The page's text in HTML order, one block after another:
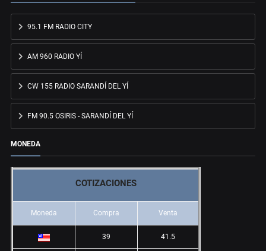
95.1 FM RADIO CITY
AM 960 RADIO YÍ
CW 155 RADIO SARANDÍ DEL YÍ
FM 90.5 OSIRIS - SARANDÍ DEL YÍ
MONEDA
COTIZACIONES
Moneda Compra Venta
39 41.5